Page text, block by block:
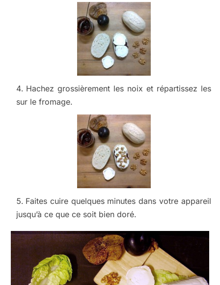
Hachez grossièrement les noix et répartissez les
sur le fromage.
Faites cuire quelques minutes dans votre appareil
jusqu’à ce que ce soit bien doré.